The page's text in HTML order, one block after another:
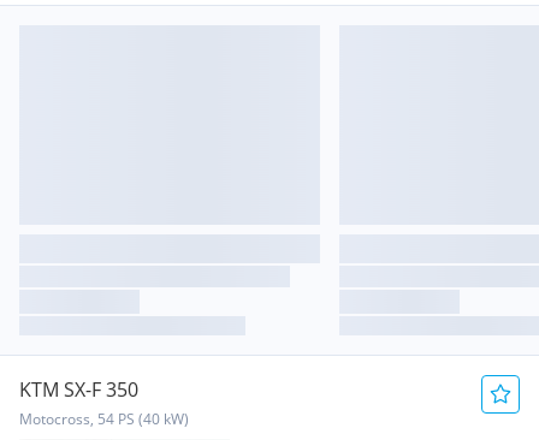
KTM SX-F 350
Motocross, 54 PS (40 kW)